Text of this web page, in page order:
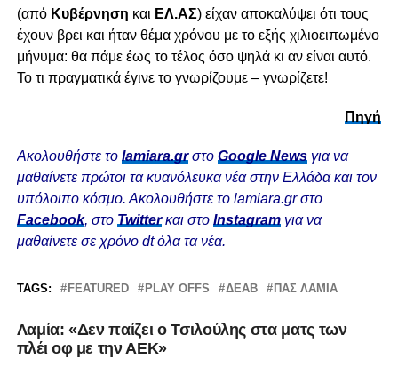
(από Κυβέρνηση και ΕΛ.ΑΣ) είχαν αποκαλύψει ότι τους
έχουν βρει και ήταν θέμα χρόνου με το εξής χιλιοειπωμένο
μήνυμα: θα πάμε έως το τέλος όσο ψηλά κι αν είναι αυτό.
Το τι πραγματικά έγινε το γνωρίζουμε – γνωρίζετε!
Πηγή
Ακολουθήστε το lamiara.grστο Google Newsγια να
μαθαίνετε πρώτοι τα κυανόλευκα νέα στην Ελλάδα και τον
υπόλοιπο κόσμο. Ακολουθήστε το lamiara.gr στο
Facebook, στο Twitterκαι στο Instagram για να
μαθαίνετε σε χρόνο dt όλα τα νέα.
TAGS: FEATURED PLAY OFFS ΔΕΑΒ ΠΑΣ ΛΑΜΙΑ
Λαμία: «Δεν παίζει ο Τσιλούλης στα ματς των
πλέι οφ με την ΑΕΚ»